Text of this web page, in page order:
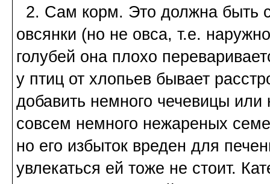
2. Сам корм. Это должна быть
овсянки (но не овса, т.е.
голубей она плохо
у птиц от хлопьев бывает
добавить немного чечевицы или
совсем немного нежареных
но его избыток вреден для
увлекаться ей тоже не стоит.